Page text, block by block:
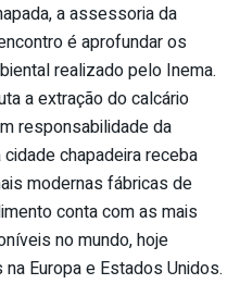
a assessoria da
é aprofundar os
realizado pelo Inema.
a extração do calcário
responsabilidade da
chapadeira receba
modernas fábricas de
conta com as mais
no mundo, hoje
Europa e Estados Unidos.